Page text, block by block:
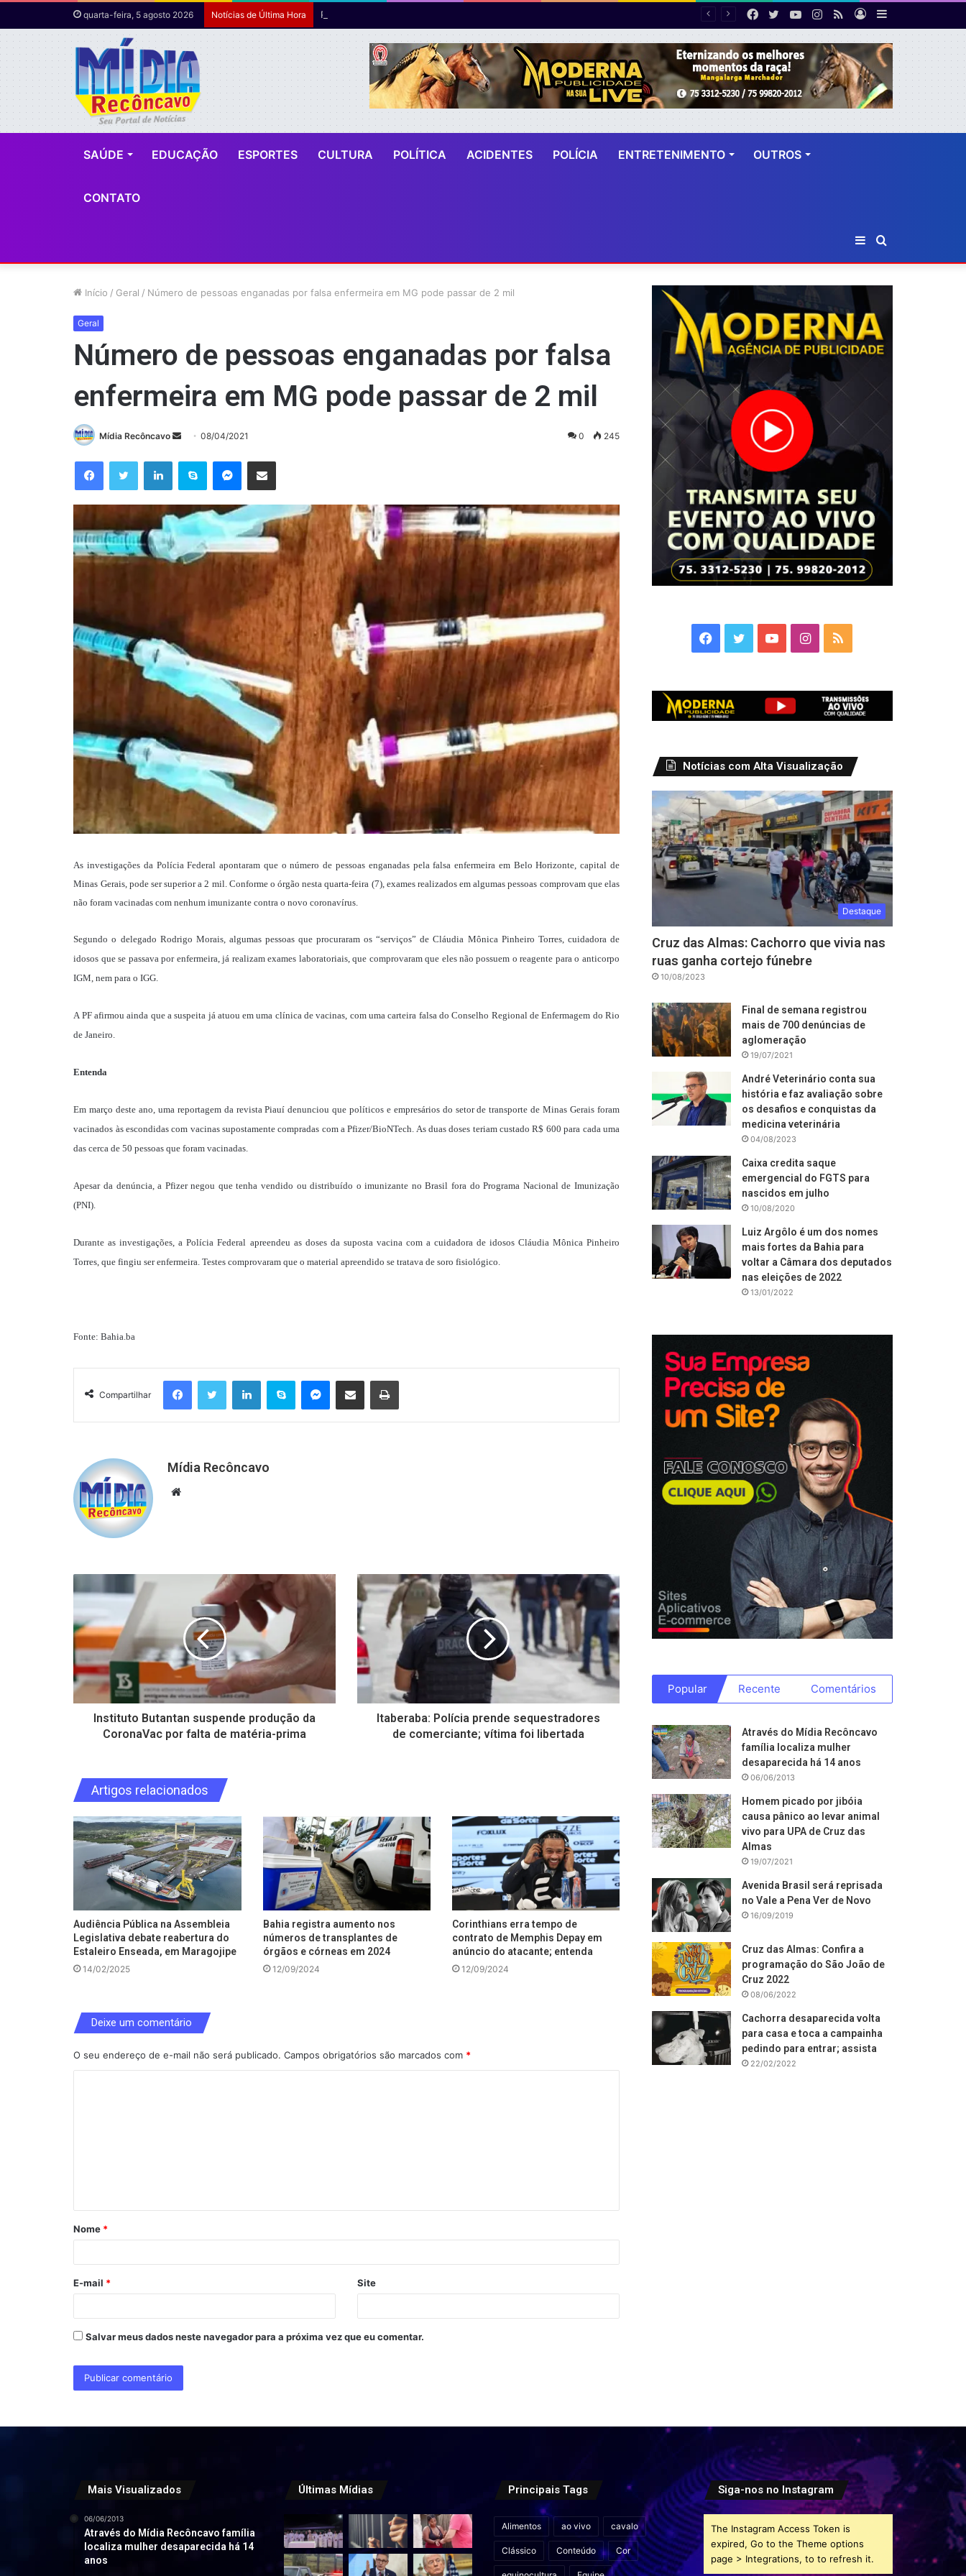
quarta-feira, 5 agosto 2026 Notícias de Última Hora
Barra
Lateral
Entrar
RSS
Instagram
YouTube
Twitter
Facebook
SAÚDE EDUCAÇÃO ESPORTES CULTURA POLÍTICA ACIDENTES POLÍCIA ENTRETENIMENTO OUTROS
CONTATO
por
Barra
Lateral
Início / Geral / Número de pessoas enganadas por falsa enfermeira em MG pode passar de 2 mil
Geral
Número de pessoas enganadas por falsa
enfermeira em MG pode passar de 2 mil
Mídia Recôncavo
Mande
e-
08/04/2021 0 245
FacebookTwitter LinkedinSkype Messenger
Compartilhar via e-mail
As investigações da Polícia Federal apontaram que o número de pessoas enganadas pela falsa enfermeira em Belo Horizonte, capital de
Minas Gerais, pode ser superior a 2 mil. Conforme o órgão nesta quarta-feira (7), exames realizados em algumas pessoas comprovam que elas
não foram vacinadas com nenhum imunizante contra o novo coronavírus.
Segundo o delegado Rodrigo Morais, algumas pessoas que procuraram os “serviços” de Cláudia Mônica Pinheiro Torres, cuidadora de
idosos que se passava por enfermeira, já realizam exames laboratoriais, que comprovaram que eles não possuem o reagente para o anticorpo
IGM, nem para o IGG.
A PF afirmou ainda que a suspeita já atuou em uma clínica de vacinas, com uma carteira falsa do Conselho Regional de Enfermagem do Rio
de Janeiro.
Entenda
Em março deste ano, uma reportagem da revista Piauí denunciou que políticos e empresários do setor de transporte de Minas Gerais foram
vacinados às escondidas com vacinas supostamente compradas com a Pfizer/BioNTech. As duas doses teriam custado R$ 600 para cada uma
das cerca de 50 pessoas que foram vacinadas.
Apesar da denúncia, a Pfizer negou que tenha vendido ou distribuído o imunizante no Brasil fora do Programa Nacional de Imunização
(PNI).
Durante as investigações, a Polícia Federal apreendeu as doses da suposta vacina com a cuidadora de idosos Cláudia Mônica Pinheiro
Torres, que fingiu ser enfermeira. Testes comprovaram que o material apreendido se tratava de soro fisiológico.
Fonte: Bahia.ba
Compartilhar
FacebookTwitter LinkedinSkype Messenger
Compartilhar via e-mail Imprimir
Mídia Recôncavo
Website
Instituto Butantan suspende produção da
CoronaVac por falta de matéria-prima
Itaberaba: Polícia prende sequestradores
de comerciante; vítima foi libertada
Artigos relacionados
Audiência Pública na Assembleia
Legislativa debate reabertura do
Estaleiro Enseada, em Maragojipe
14/02/2025
Bahia registra aumento nos
números de transplantes de
órgãos e córneas em 2024
12/09/2024
Corinthians erra tempo de
contrato de Memphis Depay em
anúncio do atacante; entenda
12/09/2024
Deixe um comentário
O seu endereço de e-mail não será publicado. Campos obrigatórios são marcados com *
á
r
*
Nome *
E-mail * Site
Salvar meus dados neste navegador para a próxima vez que eu comentar.
Facebook
TwitterYouTubeInstagram
RSS
Notícias com Alta Visualização
Destaque
Cruz das Almas: Cachorro que vivia nas
ruas ganha cortejo fúnebre
10/08/2023
Final de semana registrou
mais de 700 denúncias de
aglomeração
19/07/2021
André Veterinário conta sua
história e faz avaliação sobre
os desafios e conquistas da
medicina veterinária
04/08/2023
Caixa credita saque
emergencial do FGTS para
nascidos em julho
10/08/2020
Luiz Argôlo é um dos nomes
mais fortes da Bahia para
voltar a Câmara dos deputados
nas eleições de 2022
13/01/2022
Popular Recente Comentários
Através do Mídia Recôncavo
família localiza mulher
desaparecida há 14 anos
06/06/2013
Homem picado por jibóia
causa pânico ao levar animal
vivo para UPA de Cruz das
Almas
19/07/2021
Avenida Brasil será reprisada
no Vale a Pena Ver de Novo
16/09/2019
Cruz das Almas: Confira a
programação do São João de
Cruz 2022
08/06/2022
Cachorra desaparecida volta
para casa e toca a campainha
pedindo para entrar; assista
22/02/2022
Mais Visualizados
06/06/2013
Através do Mídia Recôncavo família
localiza mulher desaparecida há 14
anos
Últimas Mídias Principais Tags
Alimentos ao vivo cavalo
Clássico Conteúdo Cor
Siga-nos no Instagram
The Instagram Access Token is
expired, Go to the Theme options
page > Integrations, to to refresh it.